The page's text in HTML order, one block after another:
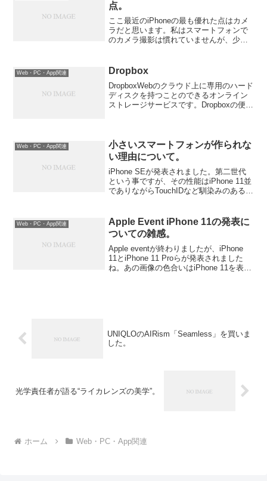
点。
ここ最近のiPhoneの最も優れた点はカメ
ラだと思います。私はスマートフォンで
のカメラ撮影は慣れていませんが、少な
合によってはより良い写真が撮れると思
います。逆に普通の...
Web・PC・App関連 Dropbox
DropboxWebのクラウド上に専用のハード
ディスクを持つことのできるオンライン
ストレージサービスです。Dropboxの便利
す。無料...
Web・PC・App関連
小さいスマートフォンが作られな
い理由について。
iPhone SEが発表されました。第二世代
という事ですが、その性能はiPhone 11並
でありながらTouchIDなど馴染みのあるハ
言え、小さいiPhone...
Web・PC・App関連
Apple Event iPhone 11の発表に
ついての雑感。
Apple eventが終わりましたが、iPhone
11とiPhone 11 Proらが発表されました
ね。あの画像の色合いはiPhone 11を表し
UNIQLOのAIRism「Seamless」を買いま
した。
光学責任者が語る“ライカレンズの美学”。
ホーム Web・PC・App関連